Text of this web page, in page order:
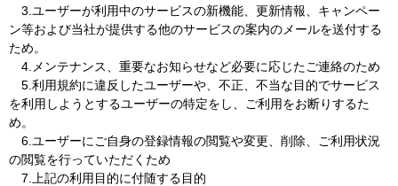
3.ユーザーが利用中のサービスの新機能、更新情報、キャンペー
ン等および当社が提供する他のサービスの案内のメールを送付する
ため。
4.メンテナンス、重要なお知らせなど必要に応じたご連絡のため
5.利用規約に違反したユーザーや、不正、不当な目的でサービス
を利用しようとするユーザーの特定をし、ご利用をお断りするた
め。
6.ユーザーにご自身の登録情報の閲覧や変更、削除、ご利用状況
の閲覧を行っていただくため
7.上記の利用目的に付随する目的